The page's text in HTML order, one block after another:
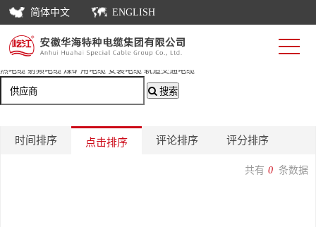
简体中文 ENGLISH
首页
荣誉
栏目分类：
不限 移动用软电缆 船用电缆 耐高温电缆 补偿电缆
热电缆 射频电缆 煤矿用电缆 安装电缆 轨道交通电缆
搜索
时间排序 点击排序 评论排序 评分排序
共有 0 条数据